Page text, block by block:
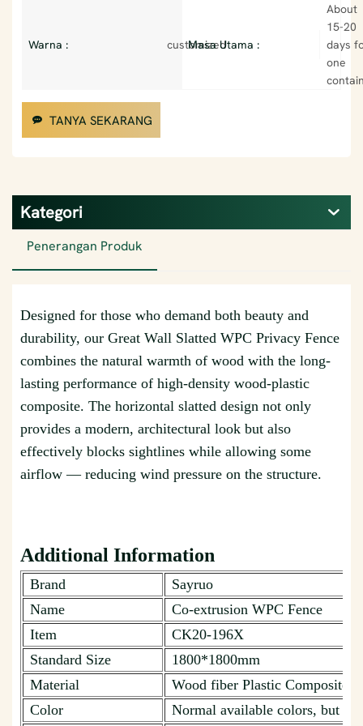
Warna : customized
Masa Utama :
About
15-20
days
one
TANYA SEKARANG
Kategori
Penerangan Produk
Designed for those who demand both beauty and
durability, our Great Wall Slatted WPC Privacy Fence
combines the natural warmth of wood with the long-
lasting performance of high-density wood-plastic
composite. The horizontal slatted design not only
provides a modern, architectural look but also
effectively blocks sightlines while allowing some
airflow — reducing wind pressure on the structure.
Additional Information
Brand
Sayruo
Name
Co-extrusion WPC Fence
Item
CK20-196X
Standard Size
1800*1800mm
Material
Wood fiber Plastic Composite
Color
Normal available colors, but